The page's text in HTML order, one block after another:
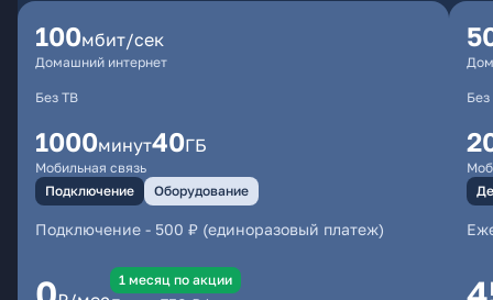
100мбит/сек
Домашний интернет
Без ТВ
1000минут40ГБ
Мобильная связь
Подключение
Оборудование
Подключение - 500 ₽ (единоразовый платеж)
1 месяц по акции